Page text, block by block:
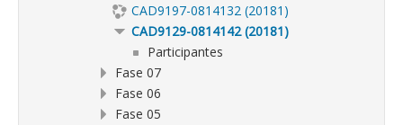
CAD9197-0814132 (20181)
CAD9129-0814142 (20181)
Participantes
Fase 07
Fase 06
Fase 05